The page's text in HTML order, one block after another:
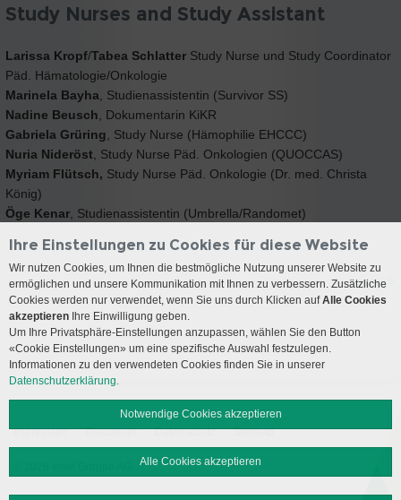
Study Nurses and Study Assistant
Larissa Kropf/Tabea Schlatter Study Nurse und Study Coordinator
Päd. Hämatologie/Onkologie
Marinela Bayha , Studienassistentin (Survivor SS)
Nadine Beusch , Dokumentarin KiKR
Gabriela Grüring , Study Nurse (Hämophilie EHCCC)
Nuria Nideröst , Study Nurse Päd. Onkologien (QUOCCAS)
Myriam Flütsch, Study Nurse Päd. Onkologie (Dr. med. Christa
König)
Öge Kenar , Studienassistentin (Umbrella/Randomet)
« zurück
Impressum Disclaimer Datenschutz Sitemap
Ihre Einstellungen zu Cookies für diese Website
Wir nutzen Cookies, um Ihnen die bestmögliche Nutzung unserer Website zu
ermöglichen und unsere Kommunikation mit Ihnen zu verbessern. Zusätzliche
Cookies werden nur verwendet, wenn Sie uns durch Klicken aufAlle Cookies
akzeptieren Ihre Einwilligung geben.
Um Ihre Privatsphäre-Einstellungen anzupassen, wählen Sie den Button
«Cookie Einstellungen» um eine spezifische Auswahl festzulegen.
Informationen zu den verwendeten Cookies finden Sie in unserer
Datenschutzerklärung.
Notwendige Cookies akzeptieren
Alle Cookies akzeptieren